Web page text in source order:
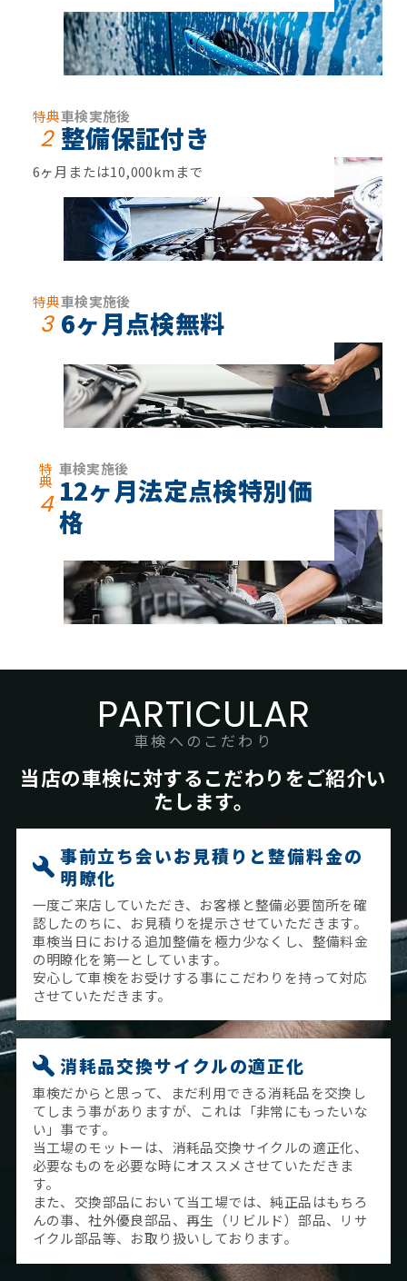
特典
2
車検実施後
整備保証付き
6ヶ月または10,000kmまで
特典
3
車検実施後
6ヶ月点検無料
特
典
4
車検実施後
12ヶ月法定点検特別価
格
PARTICULAR
車検へのこだわり
当店の車検に対するこだわりをご紹介い
たします。
事前立ち会いお見積りと整備料金の
明瞭化
一度ご来店していただき、お客様と整備必要箇所を確
認したのちに、お見積りを提示させていただきます。
車検当日における追加整備を極力少なくし、整備料金
の明瞭化を第一としています。
安心して車検をお受けする事にこだわりを持って対応
させていただきます。
消耗品交換サイクルの適正化
車検だからと思って、まだ利用できる消耗品を交換し
てしまう事がありますが、これは「非常にもったいな
い」事です。
当工場のモットーは、消耗品交換サイクルの適正化、
必要なものを必要な時にオススメさせていただきま
す。
また、交換部品において当工場では、純正品はもちろ
んの事、社外優良部品、再生（リビルド）部品、リサ
イクル部品等、お取り扱いしております。